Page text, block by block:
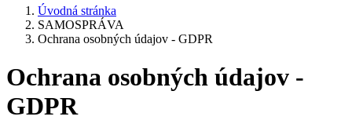
Úvodná stránka
SAMOSPRÁVA
Ochrana osobných údajov - GDPR
Ochrana osobných údajov -
GDPR